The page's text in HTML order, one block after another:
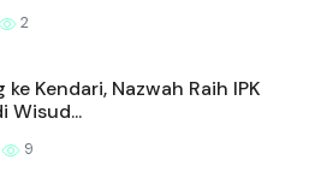
2
Kendari, Nazwah Raih IPK
Wisud...
9